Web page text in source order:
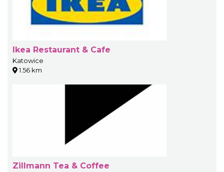
Ikea Restaurant & Cafe
Katowice
1.56 km
Zillmann Tea & Coffee